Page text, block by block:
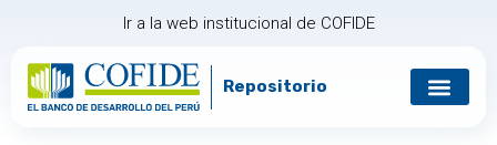
Ir a la web institucional de COFIDE
Repositorio